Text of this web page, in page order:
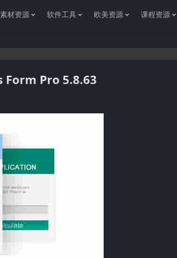
素材资源 软件工具 欧美资源 课程资源
Form Pro 5.8.63
感谢您访问资源杂货铺获取各种